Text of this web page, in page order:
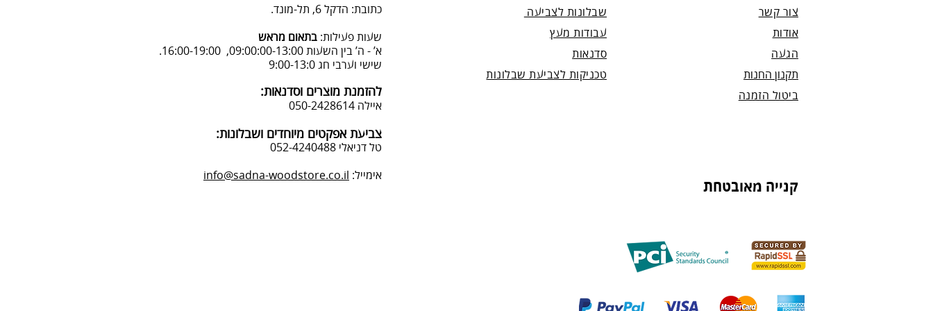
כתובת: הדקל 6, תל-מונד.
שעות פעילות: בתאום מראש
א’ - ה’ בין השעות 09:00:00-13:00, 16:00-19:00.
שישי וערבי חג 9:00-13:0
להזמנת מוצרים וסדנאות:
איילה 050-2428614
צביעת אפקטים מיוחדים ושבלונות:
טל דניאלי 052-4240488
אימייל: info@sadna-woodstore.co.il
שבלונות לצביעה
עבודות מעץ
סדנאות
טכניקות לצביעת שבלונות
צור קשר
אודות
הגעה
תקנון החנות
ביטול הזמנה
קנייה מאובטחת